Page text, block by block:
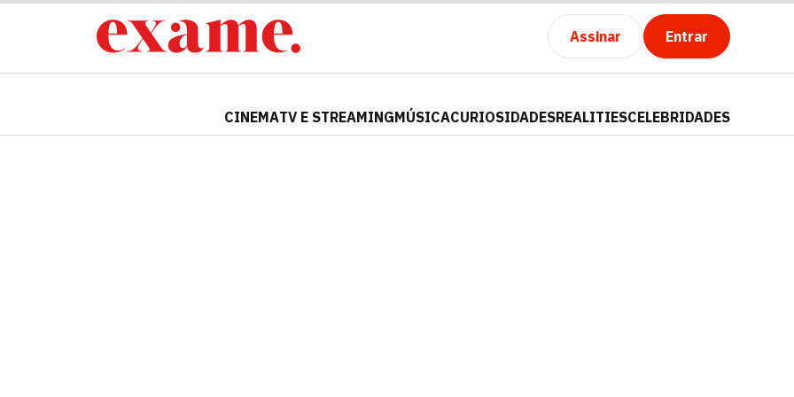
Assinar Entrar
CINEMATV E STREAMINGMÚSICACURIOSIDADESREALITIESCELEBRIDADES